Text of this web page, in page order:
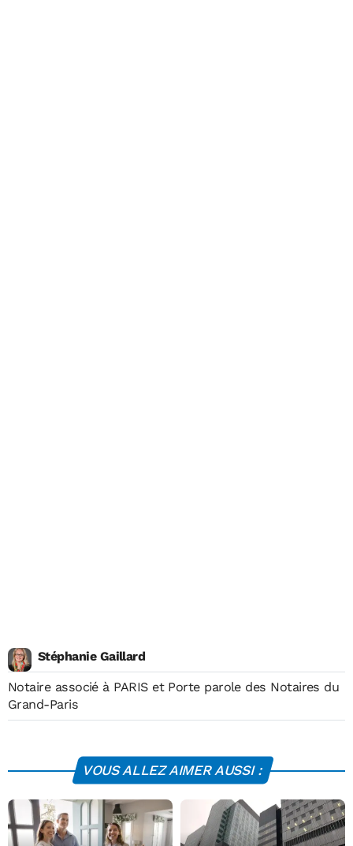
Stéphanie Gaillard
Notaire associé à PARIS et Porte parole des Notaires du
Grand-Paris
VOUS ALLEZ AIMER AUSSI :